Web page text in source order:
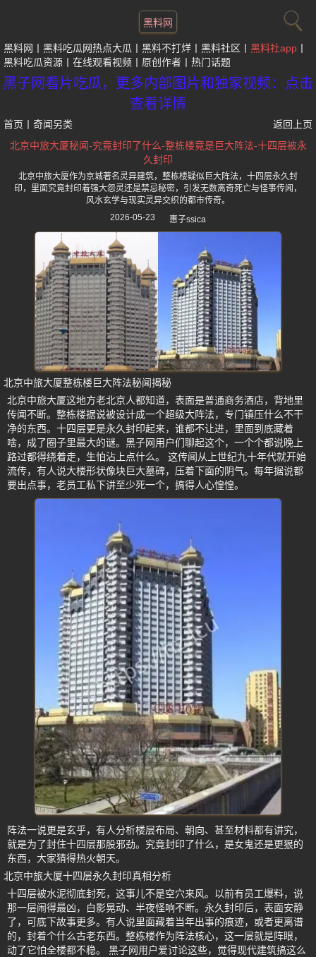
黑料网
黑料网 黑料吃瓜网热点大瓜 黑料不打烊 黑料社区
黑料社app
黑料吃瓜资源
在线观看视频 原创作者 热门话题
黑子网看片吃瓜，更多内部图片和独家视频：点击
查看详情
首页 奇闻另类
返回上页
北京中旅大厦秘闻-究竟封印了什么-整栋楼竟是巨大阵法-十四层被永
久封印
北京中旅大厦作为京城著名灵异建筑，整栋楼疑似巨大阵法，十四层永久封
印，里面究竟封印着强大怨灵还是禁忌秘密，引发无数离奇死亡与怪事传闻，
风水玄学与现实灵异交织的都市传奇。
2026-05-23
惠子ssica
北京中旅大厦整栋楼巨大阵法秘闻揭秘
北京中旅大厦这地方老北京人都知道，表面是普通商务酒店，背地里
传闻不断。整栋楼据说被设计成一个超级大阵法，专门镇压什么不干
净的东西。十四层更是永久封印起来，谁都不让进，里面到底藏着
啥，成了圈子里最大的谜。黑子网用户们聊起这个，一个个都说晚上
路过都得绕着走，生怕沾上点什么。 这传闻从上世纪九十年代就开始
流传，有人说大楼形状像块巨大墓碑，压着下面的阴气。每年据说都
要出点事，老员工私下讲至少死一个，搞得人心惶惶。
阵法一说更是玄乎，有人分析楼层布局、朝向、甚至材料都有讲究，
就是为了封住十四层那股邪劲。究竟封印了什么，是女鬼还是更狠的
东西，大家猜得热火朝天。
北京中旅大厦十四层永久封印真相分析
十四层被水泥彻底封死，这事儿不是空穴来风。以前有员工爆料，说
那一层闹得最凶，白影晃动、半夜怪响不断。永久封印后，表面安静
了，可底下故事更多。有人说里面藏着当年出事的痕迹，或者更离谱
的，封着个什么古老东西。整栋楼作为阵法核心，这一层就是阵眼，
动了它怕全楼都不稳。 黑子网用户爱讨论这些，觉得现代建筑搞这么